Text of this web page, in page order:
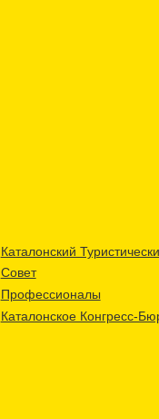
Каталонский
Совет
Профессионалы
Каталонское Конгресс-